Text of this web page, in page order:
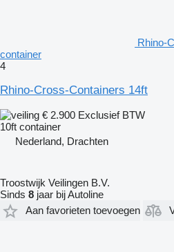
Rhino-
container
4
Rhino-Cross-Containers 14ft
€ 2.900 Exclusief BTW
10ft container
Nederland, Drachten
Troostwijk Veilingen B.V.
Sinds 8 jaar bij Autoline
Aan favorieten toevoegen